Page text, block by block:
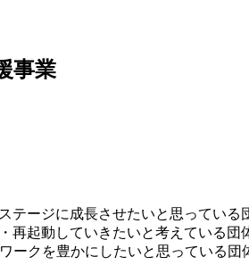
事業
テージに成長させたいと思っている
再起動していきたいと考えている団
ークを豊かにしたいと思っている団